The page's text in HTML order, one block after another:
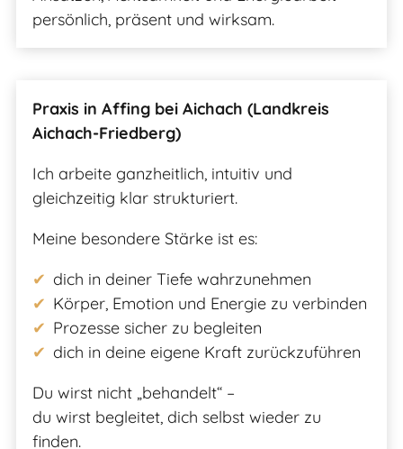
persönlich, präsent und wirksam.
Praxis in Affing bei Aichach (Landkreis
Aichach-Friedberg)
Ich arbeite ganzheitlich, intuitiv und
gleichzeitig klar strukturiert.
Meine besondere Stärke ist es:
dich in deiner Tiefe wahrzunehmen
Körper, Emotion und Energie zu verbinden
Prozesse sicher zu begleiten
dich in deine eigene Kraft zurückzuführen
Du wirst nicht „behandelt“ –
du wirst begleitet, dich selbst wieder zu
finden.